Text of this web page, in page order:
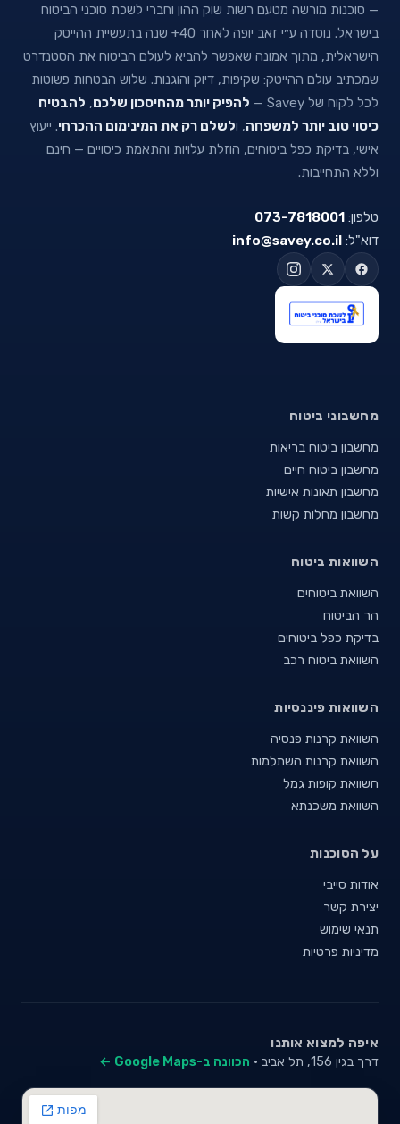
— סוכנות מורשה מטעם רשות שוק ההון וחברי לשכת סוכני הביטוח
בישראל. נוסדה ע״י זאב יופה לאחר 40+ שנה בתעשיית ההייטק
הישראלית, מתוך אמונה שאפשר להביא לעולם הביטוח את הסטנדרט
שמכתיב עולם ההייטק: שקיפות, דיוק והוגנות. שלוש הבטחות פשוטות
לכל לקוח של Savey —
להפיק יותר מהחיסכון שלכם, להבטיח
כיסוי טוב יותר למשפחה, ולשלם רק את המינימום ההכרחי. ייעוץ
אישי, בדיקת כפל ביטוחים, הוזלת עלויות והתאמת כיסויים — חינם
וללא התחייבות.
טלפון: 073-7818001
דוא"ל: info@savey.co.il
מחשבוני ביטוח
מחשבון ביטוח בריאות
מחשבון ביטוח חיים
מחשבון תאונות אישיות
מחשבון מחלות קשות
השוואות ביטוח
השוואת ביטוחים
הר הביטוח
בדיקת כפל ביטוחים
השוואת ביטוח רכב
השוואות פיננסיות
השוואת קרנות פנסיה
השוואת קרנות השתלמות
השוואת קופות גמל
השוואת משכנתא
על הסוכנות
אודות סייבי
יצירת קשר
תנאי שימוש
מדיניות פרטיות
איפה למצוא אותנו
דרך בגין 156, תל אביב · הכוונה ב-Google Maps ←